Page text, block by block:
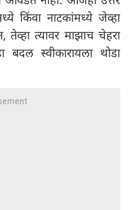
किंवा नाटकांमध्ये जेव्हा
तेव्हा त्यावर माझाच चेहरा
बदल स्वीकारायला थोडा